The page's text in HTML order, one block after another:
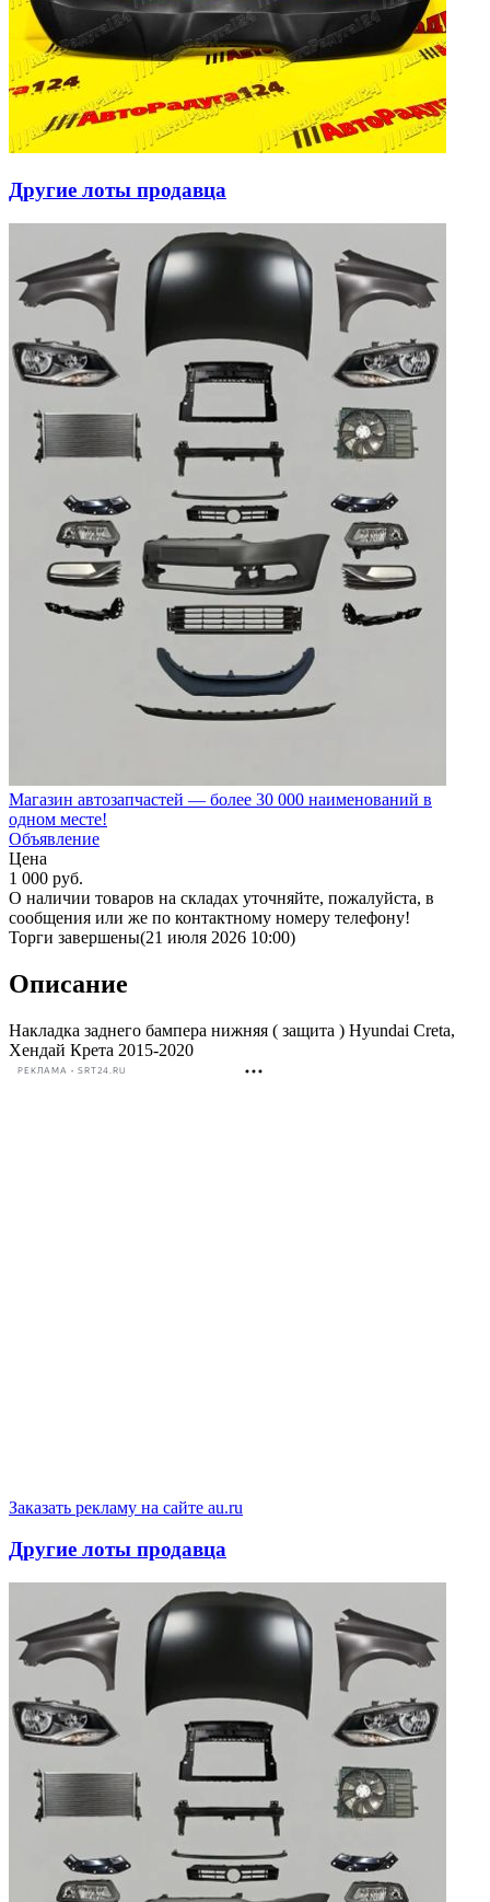
Другие лоты продавца
Магазин автозапчастей — более 30 000 наименований в
одном месте!
Объявление
Цена
1 000 руб.
О наличии товаров на складах уточняйте, пожалуйста, в
сообщения или же по контактному номеру телефону!
Торги завершены(21 июля 2026 10:00)
Описание
Накладка заднего бампера нижняя ( защита ) Hyundai Creta,
Хендай Крета 2015-2020
РЕКЛАМА • SRT24.RU
Заказать рекламу на сайте au.ru
Другие лоты продавца